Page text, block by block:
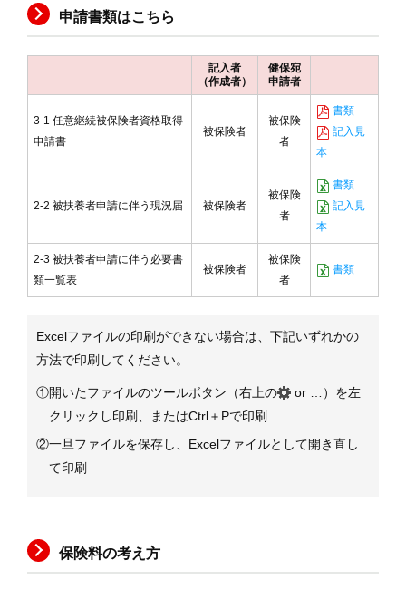
る
質
個人
保護
所在
申請書類はこちら
記入者
（作成者）
健保宛
申請者
3-1 任意継続被保険者資格取得
申請書
被保険者
被保険
者
書類
記入見
本
2-2 被扶養者申請に伴う現況届 被保険者
被保険
者
書類
記入見
本
2-3 被扶養者申請に伴う必要書
類一覧表
被保険者
被保険
者
書類
Excelファイルの印刷ができない場合は、下記いずれかの
方法で印刷してください。
①開いたファイルのツールボタン（右上の
or …）を左
クリックし印刷、またはCtrl＋Pで印刷
②一旦ファイルを保存し、Excelファイルとして開き直し
て印刷
保険料の考え方